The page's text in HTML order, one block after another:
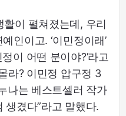
활이 펼쳐졌는데, 우리
인이고. ‘이민정이래’
이 어떤 분이야?’라고
라? 이민정 압구정 3
나는 베스트셀러 작가
생겼다”라고 말했다.